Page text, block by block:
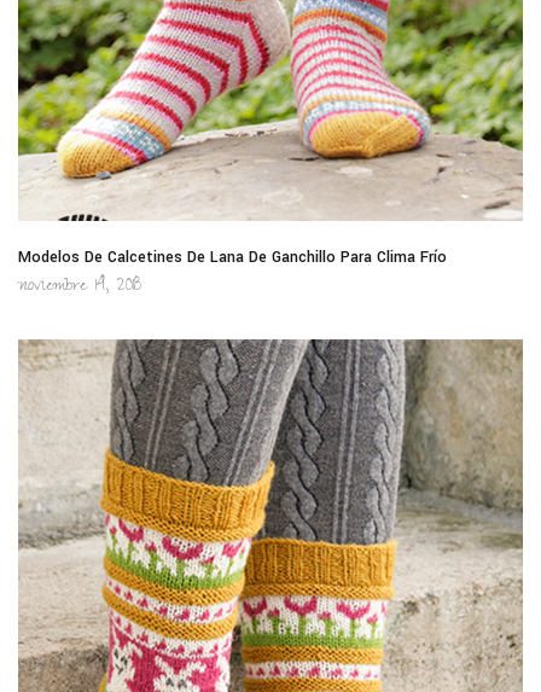
Modelos De Calcetines De Lana De Ganchillo Para Clima Frío
noviembre 14, 2018